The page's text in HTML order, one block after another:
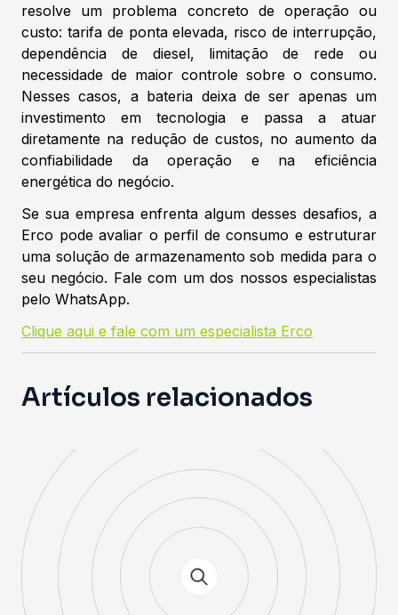
resolve um problema concreto de operação ou
custo: tarifa de ponta elevada, risco de interrupção,
dependência de diesel, limitação de rede ou
necessidade de maior controle sobre o consumo.
Nesses casos, a bateria deixa de ser apenas um
investimento em tecnologia e passa a atuar
diretamente na redução de custos, no aumento da
confiabilidade da operação e na eficiência
energética do negócio.
Se sua empresa enfrenta algum desses desafios, a
Erco pode avaliar o perfil de consumo e estruturar
uma solução de armazenamento sob medida para o
seu negócio. Fale com um dos nossos especialistas
pelo WhatsApp.
Clique aqui e fale com um especialista Erco
Artículos relacionados